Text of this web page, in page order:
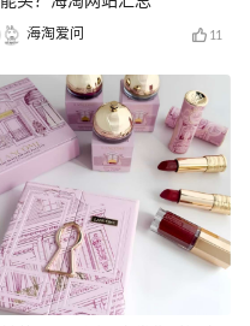
海淘爱问 11